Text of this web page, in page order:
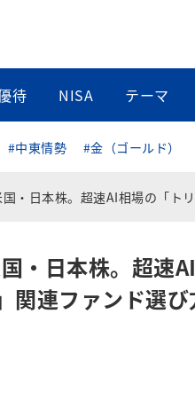
待 NISA テーマ
#中東情勢 #金（ゴールド）
相場の「トリセツ」は？・ 今注目の「宇宙」関
・日本株。超速
関連ファンド選